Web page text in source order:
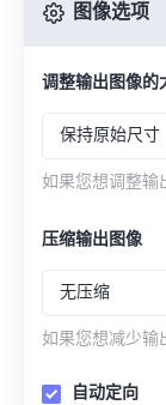
图像选项
调整输出图像的
保持原始尺寸
如果您想调整输
压缩输出图像
无压缩
如果您想减少输
自动定向